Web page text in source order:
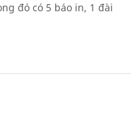
đó có 5 báo in, 1 đài